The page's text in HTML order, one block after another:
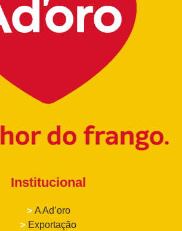
Institucional
> A Ad’oro
> Exportação